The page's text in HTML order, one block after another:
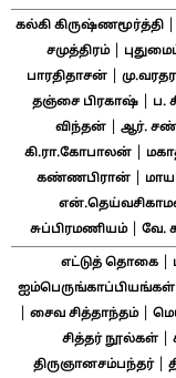
கல்கி கிருஷ்ணமூர்த்தி|
சமுத்திரம்|
பாரதிதாசன்
தஞ்சை பிரகாஷ்| ப.
விந்தன்| ஆர்.
கி.ரா.கோபாலன்
கண்ணபிரான்|
சுப்பிரமணியம்| வே.
எட்டுத் தொகை|
ஐம்பெருங்காப்பியங்கள்
சைவ சித்தாந்தம்|
சித்தர் நூல்கள்|
திருஞானசம்பந்தர்|